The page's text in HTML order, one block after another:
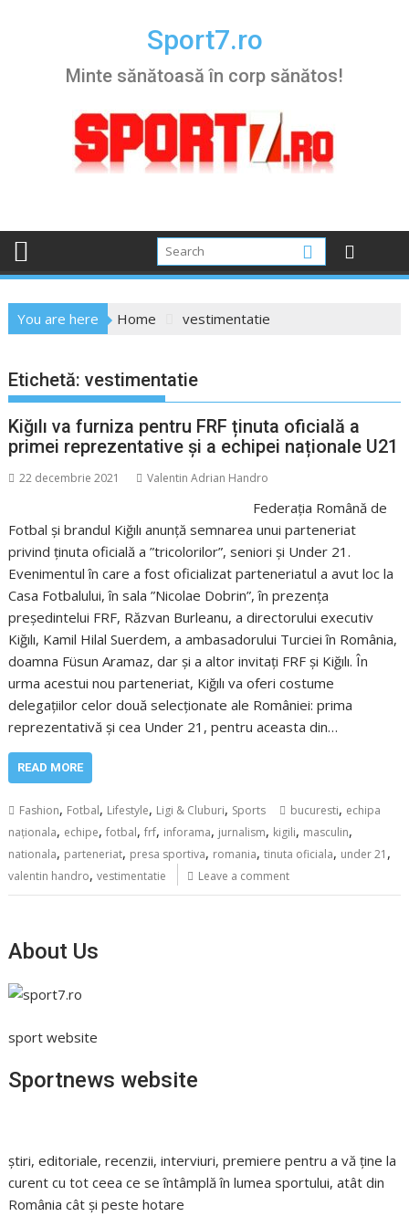
Sport7.ro
Minte sănătoasă în corp sănătos!
You are here Home vestimentatie
Etichetă:vestimentatie
Kiğılı va furniza pentru FRF ținuta oficială a
primei reprezentative și a echipei naționale U21
22 decembrie 2021 Valentin Adrian Handro
Federația Română de
Fotbal și brandul Kiğılı anunță semnarea unui parteneriat
privind ținuta oficială a ”tricolorilor”, seniori și Under 21.
Evenimentul în care a fost oficializat parteneriatul a avut loc la
Casa Fotbalului, în sala ”Nicolae Dobrin”, în prezența
președintelui FRF, Răzvan Burleanu, a directorului executiv
Kiğılı, Kamil Hilal Suerdem, a ambasadorului Turciei în România,
doamna Füsun Aramaz, dar și a altor invitați FRF și Kiğılı. În
urma acestui nou parteneriat, Kiğılı va oferi costume
delegațiilor celor două selecționate ale României: prima
reprezentativă și cea Under 21, pentru aceasta din…
READ MORE
Fashion, Fotbal, Lifestyle, Ligi & Cluburi, Sports bucuresti, echipa
naționala, echipe,fotbal,frf, inforama, jurnalism, kigili, masculin,
nationala, parteneriat, presa sportiva, romania,tinuta oficiala, under 21 ,
valentin handro,vestimentatie Leave a comment
About Us
sport website
Sportnews website
știri, editoriale, recenzii, interviuri, premiere pentru a vă ține la
curent cu tot ceea ce se întâmplă în lumea sportului, atât din
România cât și peste hotare